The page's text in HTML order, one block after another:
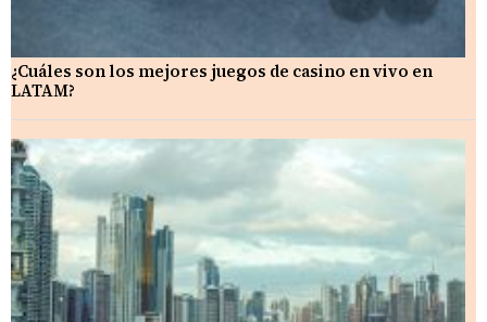
¿Cuáles son los mejores juegos de casino en vivo en
LATAM?